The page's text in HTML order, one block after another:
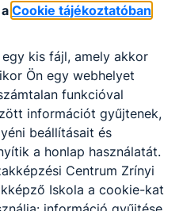
Cookie tájékoztatóban
kis fájl, amely akkor
Ön egy webhelyet
funkcióval
információt gyűjtenek,
beállításait és
a honlap használatát.
Centrum Zrínyi
Iskola a cookie-kat